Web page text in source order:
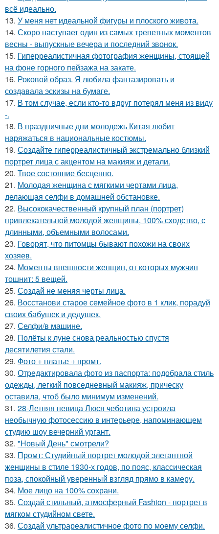
всё идеально.
13. У меня нет идеальной фигуры и плоского живота.
14. Скоро наступает один из самых трепетных моментов
весны - выпускные вечера и последний звонок.
15. Гиперреалистичная фотография женщины, стоящей
на фоне горного пейзажа на закате.
16. Роковой образ. Я любила фантазировать и
создавала эскизы на бумаге.
17. В том случае, если кто-то вдруг потерял меня из виду
-.
18. В праздничные дни молодежь Китая любит
наряжаться в национальные костюмы.
19. Создайте гиперреалистичный экстремально близкий
портрет лица с акцентом на макияж и детали.
20. Твое состояние бесценно.
21. Молодая женщина с мягкими чертами лица,
делающая селфи в домашней обстановке.
22. Высококачественный крупный план (портрет)
привлекательной молодой женщины, 100% сходство, с
длинными, объемными волосами.
23. Говорят, что питомцы бывают похожи на своих
хозяев.
24. Моменты внешности женщин, от которых мужчин
тошнит: 5 вещей.
25. Создай не меняя черты лица.
26. Восстанови старое семейное фото в 1 клик, порадуй
своих бабушек и дедушек.
27. Селфи/в машине.
28. Полёты к луне снова реальностью спустя
десятилетия стали.
29. Фото + платье + промт.
30. Отредактировала фото из паспорта: подобрала стиль
одежды, легкий повседневный макияж, прическу
оставила, чтоб было минимум изменений.
31. 28-Летняя певица Люся чеботина устроила
необычную фотосессию в интерьере, напоминающем
студию шоу вечерний ургант.
32. "Новый День" смотрели?
33. Промт: Студийный портрет молодой элегантной
женщины в стиле 1930-х годов, по пояс, классическая
поза, спокойный уверенный взгляд прямо в камеру.
34. Мое лицо на 100% сохрани.
35. Создай стильный, атмосферный Fashion - портрет в
мягком студийном свете.
36. Создай ультрареалистичное фото по моему селфи.